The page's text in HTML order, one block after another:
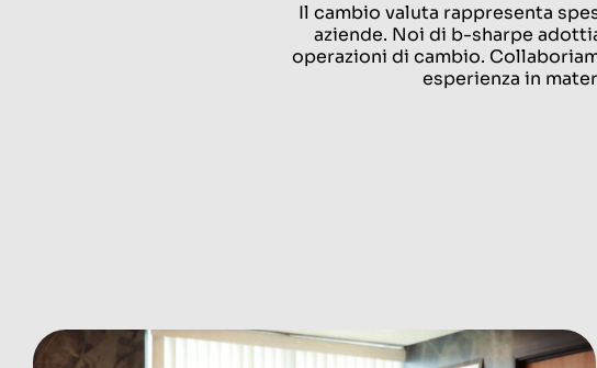
Il cambio valuta rappresenta
aziende. Noi di b-sharpe
operazioni di cambio.
esperienza in